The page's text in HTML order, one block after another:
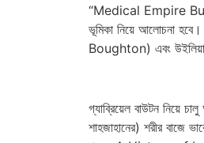
“Medical Empire
ভূমিকা নিয়ে আলোচনা
Boughton) এবং
গ্যাব্রিয়েল বাউটন নিয়ে
শাহজাহানের) শরীর বাজে